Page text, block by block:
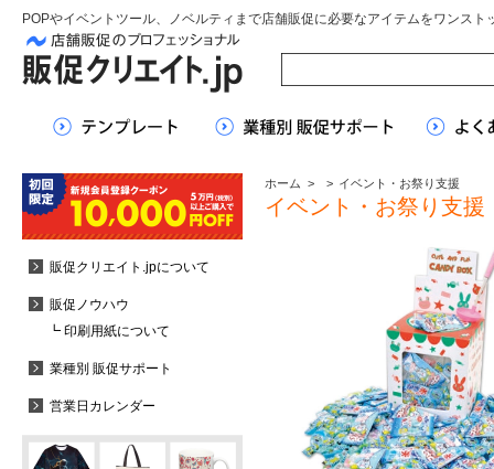
POPやイベントツール、ノベルティまで店舗販促に必要なアイテムをワンスト
ホーム > > イベント・お祭り支援
イベント・お祭り支援
販促クリエイト.jpについて
販促ノウハウ
┗ 印刷用紙について
業種別 販促サポート
営業日カレンダー